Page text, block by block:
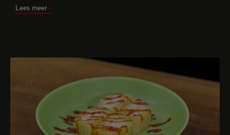
rommelige keuken tijdens het koken?
heerlijke recept van David Martin.
Lees meer